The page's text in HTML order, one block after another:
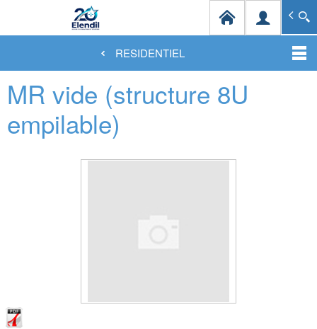
au
contenu
principal
Spécialiste en infrastructures et solutions de
RESIDENTIEL
MR vide (structure 8U
empilable)